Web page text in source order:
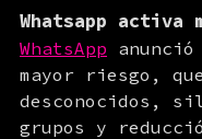
Whatsapp activa
WhatsApp
mayor riesgo,
desconocidos,
grupos y